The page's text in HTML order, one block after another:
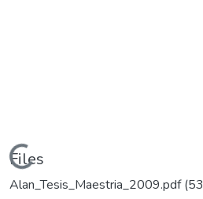
Loading...
Files
Alan_Tesis_Maestria_2009.pdf